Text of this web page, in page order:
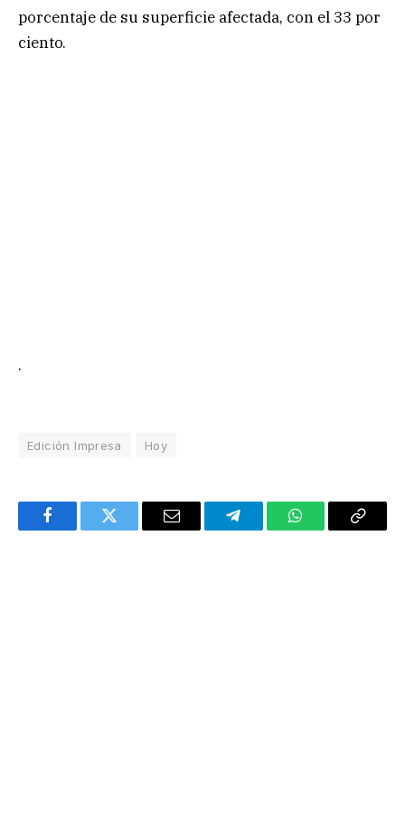
porcentaje de su superficie afectada, con el 33 por
ciento.
.
Edición Impresa Hoy
FacebookTwitter Email TelegramWhatsAppCopy